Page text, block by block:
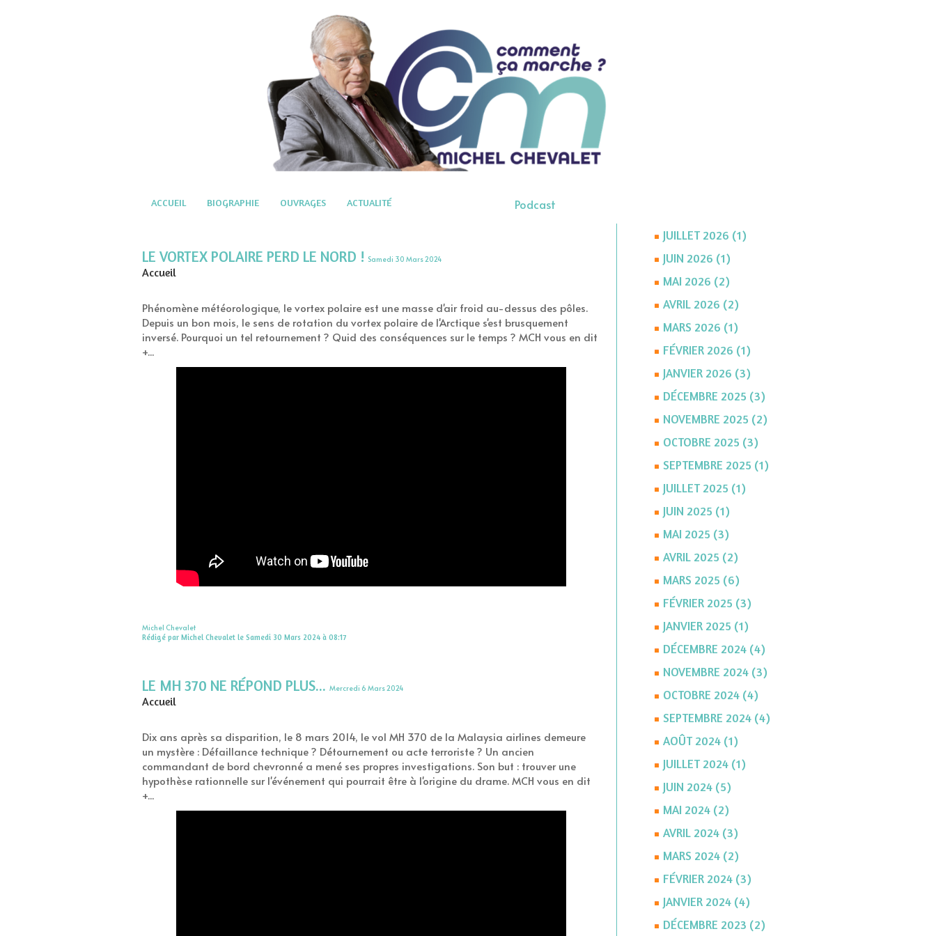
ACCUEIL BIOGRAPHIE OUVRAGES ACTUALITÉ Podcast
LE VORTEX POLAIRE PERD LE NORD ! Samedi 30 Mars 2024
Accueil
Phénomène météorologique, le vortex polaire est une masse d'air froid au-dessus des pôles.
Depuis un bon mois, le sens de rotation du vortex polaire de l'Arctique s'est brusquement
inversé. Pourquoi un tel retournement ? Quid des conséquences sur le temps ? MCH vous en dit
+...
Michel Chevalet
Rédigé par Michel Chevalet le Samedi 30 Mars 2024 à 08:17
LE MH 370 NE RÉPOND PLUS... Mercredi 6 Mars 2024
Accueil
Dix ans après sa disparition, le 8 mars 2014, le vol MH 370 de la Malaysia airlines demeure
un mystère : Défaillance technique ? Détournement ou acte terroriste ? Un ancien
commandant de bord chevronné a mené ses propres investigations. Son but : trouver une
hypothèse rationnelle sur l'événement qui pourrait être à l'origine du drame. MCH vous en dit
+...
JUILLET 2026 (1)
JUIN 2026 (1)
MAI 2026 (2)
AVRIL 2026 (2)
MARS 2026 (1)
FÉVRIER 2026 (1)
JANVIER 2026 (3)
DÉCEMBRE 2025 (3)
NOVEMBRE 2025 (2)
OCTOBRE 2025 (3)
SEPTEMBRE 2025 (1)
JUILLET 2025 (1)
JUIN 2025 (1)
MAI 2025 (3)
AVRIL 2025 (2)
MARS 2025 (6)
FÉVRIER 2025 (3)
JANVIER 2025 (1)
DÉCEMBRE 2024 (4)
NOVEMBRE 2024 (3)
OCTOBRE 2024 (4)
SEPTEMBRE 2024 (4)
AOÛT 2024 (1)
JUILLET 2024 (1)
JUIN 2024 (5)
MAI 2024 (2)
AVRIL 2024 (3)
MARS 2024 (2)
FÉVRIER 2024 (3)
JANVIER 2024 (4)
DÉCEMBRE 2023 (2)